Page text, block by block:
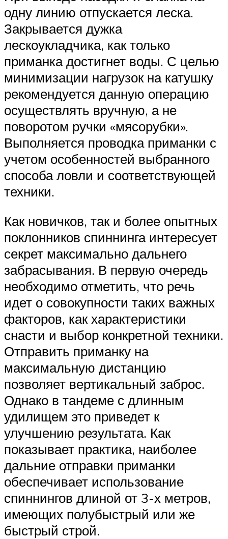
одну линию отпускается леска.
Закрывается дужка
лескоукладчика, как только
приманка достигнет воды. С целью
минимизации нагрузок на катушку
рекомендуется данную операцию
осуществлять вручную, а не
поворотом ручки «мясорубки».
Выполняется проводка приманки с
учетом особенностей выбранного
способа ловли и соответствующей
техники.
Как новичков, так и более опытных
поклонников спиннинга интересует
секрет максимально дальнего
забрасывания. В первую очередь
необходимо отметить, что речь
идет о совокупности таких важных
факторов, как характеристики
снасти и выбор конкретной техники.
Отправить приманку на
максимальную дистанцию
позволяет вертикальный заброс.
Однако в тандеме с длинным
удилищем это приведет к
улучшению результата. Как
показывает практика, наиболее
дальние отправки приманки
обеспечивает использование
спиннингов длиной от 3-х метров,
имеющих полубыстрый или же
быстрый строй.